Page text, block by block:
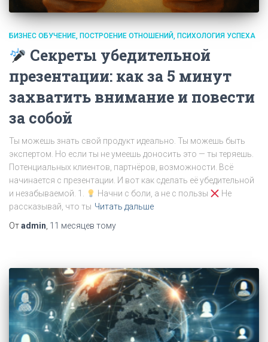
БИЗНЕС ОБУЧЕНИЕ ПОСТРОЕНИЕ ОТНОШЕНИЙ ПСИХОЛОГИЯ УСПЕХА
Секреты убедительной
презентации: как за 5 минут
захватить внимание и повести
за собой
Ты можешь знать свой продукт идеально. Ты можешь быть
экспертом. Но если ты не умеешь доносить это — ты теряешь.
Потенциальных клиентов, партнёров, возможности. Всё
начинается с презентации. И вот как сделать её убедительной
и незабываемой. 1.
Начни с боли, а не с пользы
Не
рассказывай, что ты Читать дальше
Отadmin, 11 месяцев тому